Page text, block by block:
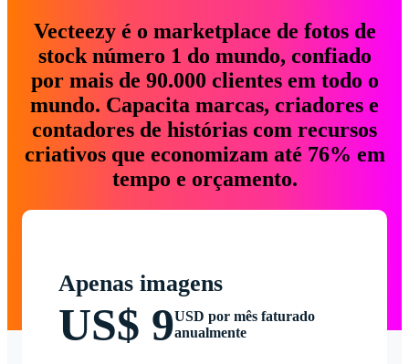
Vecteezy é o marketplace de fotos de
stock número 1 do mundo, confiado
por mais de 90.000 clientes em todo o
mundo. Capacita marcas, criadores e
contadores de histórias com recursos
criativos que economizam até 76% em
tempo e orçamento.
Apenas imagens
US$ 9USD por mês faturado
anualmente